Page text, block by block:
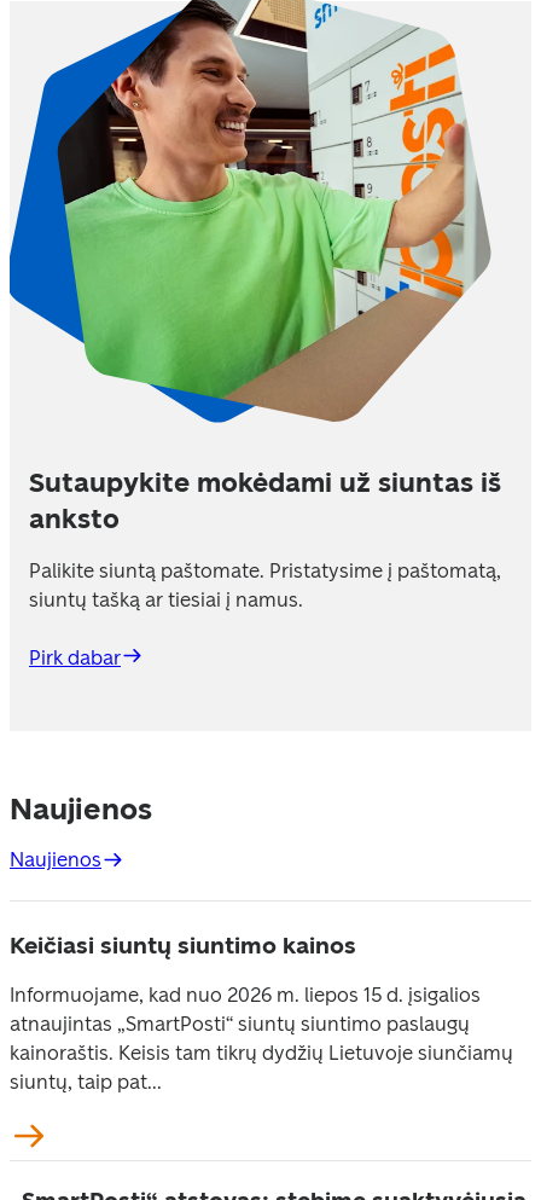
Sutaupykite mokėdami už siuntas iš
anksto
Palikite siuntą paštomate. Pristatysime į paštomatą,
siuntų tašką ar tiesiai į namus.
Pirk dabar
Naujienos
Naujienos
Keičiasi siuntų siuntimo kainos
Informuojame, kad nuo 2026 m. liepos 15 d. įsigalios
atnaujintas „SmartPosti“ siuntų siuntimo paslaugų
kainoraštis. Keisis tam tikrų dydžių Lietuvoje siunčiamų
siuntų, taip pat...